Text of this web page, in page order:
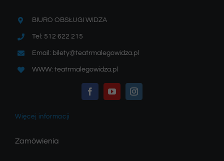
BIURO OBSŁUGI WIDZA
Tel: 512 622 215
Email: bilety@teatrmalegowidza.pl
WWW: teatrmalegowidza.pl
Więcej informacji
Zamówienia